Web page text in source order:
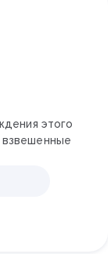
персоналом
этого
взвешенные